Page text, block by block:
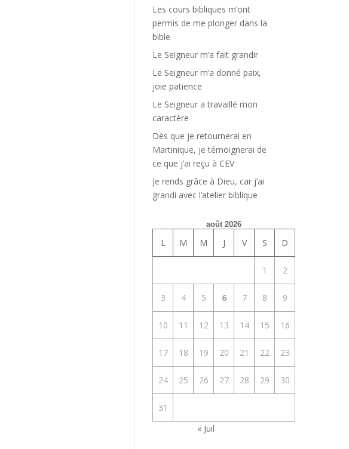
Les cours bibliques m’ont
permis de me plonger dans la
bible
Le Seigneur m’a fait grandir
Le Seigneur m’a donné paix,
joie patience
Le Seigneur a travaillé mon
caractère
Dès que je retournerai en
Martinique, je témoignerai de
ce que j’ai reçu à CEV
Je rends grâce à Dieu, car j’ai
grandi avec l’atelier biblique
août 2026
L M M J V S D
1 2
3 4 5 6 7 8 9
10 11 12 13 14 15 16
17 18 19 20 21 22 23
24 25 26 27 28 29 30
31
« Juil